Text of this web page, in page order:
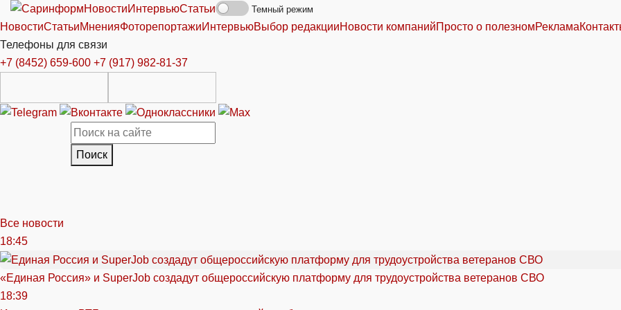
НовостиИнтервьюСтатьи Темный режим
НовостиСтатьиМненияФоторепортажиИнтервьюВыбор редакцииНовости компанийПросто о полезномРеклама
Телефоны для связи
+7 (8452) 659-600 +7 (917) 982-81-37
Поиск
Все новости
18:45
«Единая Россия» и SuperJob создадут общероссийскую платформу для трудоустройства ветеранов СВО
18:39